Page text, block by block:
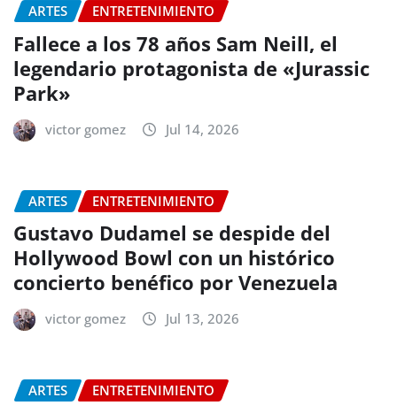
ARTES ENTRETENIMIENTO
Fallece a los 78 años Sam Neill, el
legendario protagonista de «Jurassic
Park»
victor gomez Jul 14, 2026
ARTES ENTRETENIMIENTO
Gustavo Dudamel se despide del
Hollywood Bowl con un histórico
concierto benéfico por Venezuela
victor gomez Jul 13, 2026
ARTES ENTRETENIMIENTO